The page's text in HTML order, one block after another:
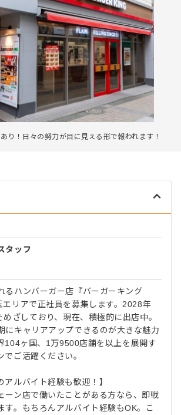
り！日々の努力が目に見える形で報われます！
タッフ
るハンバーガー店『バーガーキング
エリアで正社員を募集します。2028年
ざしており、現在、積極的に出店中。
にキャリアアップできるのが大きな魅力
104ヶ国、1万9500店舗を以上を展開す
でご活躍ください。
アルバイト経験も歓迎！】
ーン店で働いたことがある方なら、即戦
す。もちろんアルバイト経験もOK。こ